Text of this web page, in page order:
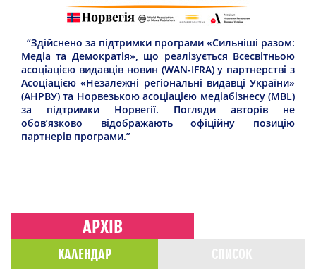
“Здійснено за підтримки програми «Сильніші разом:
Медіа та Демократія», що реалізується Всесвітньою
асоціацією видавців новин (WAN-IFRA) у партнерстві з
Асоціацією «Незалежні регіональні видавці України»
(АНРВУ) та Норвезькою асоціацією медіабізнесу (MBL)
за підтримки Норвегії. Погляди авторів не
обов’язково відображають офіційну позицію
партнерів програми.”
АРХІВ
КАЛЕНДАР